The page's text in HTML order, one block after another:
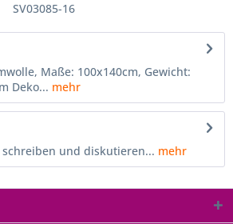
SV03085-16
Maße: 100x140cm, Gewicht:
Deko... mehr
und diskutieren... mehr